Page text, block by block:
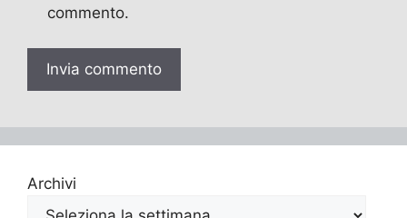
commento.
Archivi